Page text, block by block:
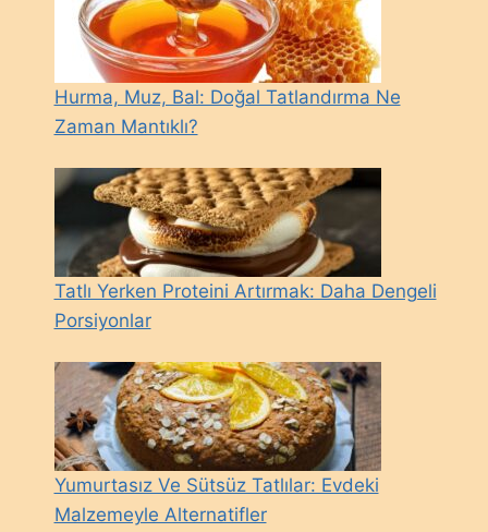
Hurma, Muz, Bal: Doğal Tatlandırma Ne
Zaman Mantıklı?
Tatlı Yerken Proteini Artırmak: Daha Dengeli
Porsiyonlar
Yumurtasız Ve Sütsüz Tatlılar: Evdeki
Malzemeyle Alternatifler